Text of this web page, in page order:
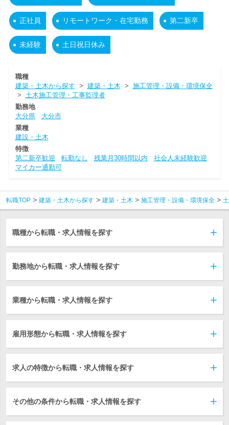
正社員 リモートワーク・在宅勤務 第二新卒
未経験 土日祝日休み
職種
建築・土木から探す > 建築・土木 > 施工管理・設備・環境保全
> 土木施工管理・工事監理者
勤務地
大分県
大分市
業種
建設・土木
特徴
第二新卒歓迎
転勤なし 残業月30時間以内
社会人未経験歓迎
マイカー通勤可
転職TOP 建築・土木から探す 建築・土木 施工管理・設備・環境保全
職種から転職・求人情報を探す
勤務地から転職・求人情報を探す
業種から転職・求人情報を探す
雇用形態から転職・求人情報を探す
求人の特徴から転職・求人情報を探す
その他の条件から転職・求人情報を探す